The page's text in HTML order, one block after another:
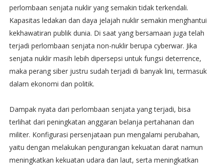
perlombaan senjata nuklir yang semakin tidak terkendali.
Kapasitas ledakan dan daya jelajah nuklir semakin menghantui
kekhawatiran publik dunia. Di saat yang bersamaan juga telah
terjadi perlombaan senjata non-nuklir berupa cyberwar. Jika
senjata nuklir masih lebih dipersepsi untuk fungsi deterrence,
maka perang siber justru sudah terjadi di banyak lini, termasuk
dalam ekonomi dan politik.
Dampak nyata dari perlombaan senjata yang terjadi, bisa
terlihat dari peningkatan anggaran belanja pertahanan dan
militer. Konfigurasi persenjataan pun mengalami perubahan,
yaitu dengan melakukan pengurangan kekuatan darat namun
meningkatkan kekuatan udara dan laut, serta meningkatkan